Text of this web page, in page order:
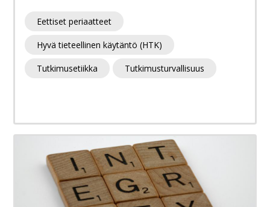
Eettiset periaatteet
Hyvä tieteellinen käytäntö (HTK)
Tutkimusetiikka Tutkimusturvallisuus